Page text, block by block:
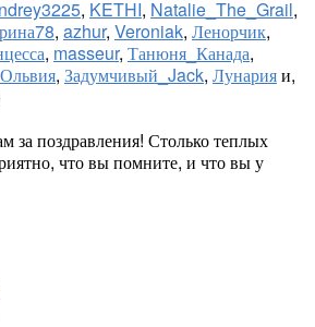
, KETHI, Natalie_The_Grail,
, azhur, Veroniak, Ленорчик,
, masseur, Танюня_Канада,
Ольвия, Задумчивый_Jack, Лунарияи,
за поздравления! Столько теплых
что вы помните, и что вы у